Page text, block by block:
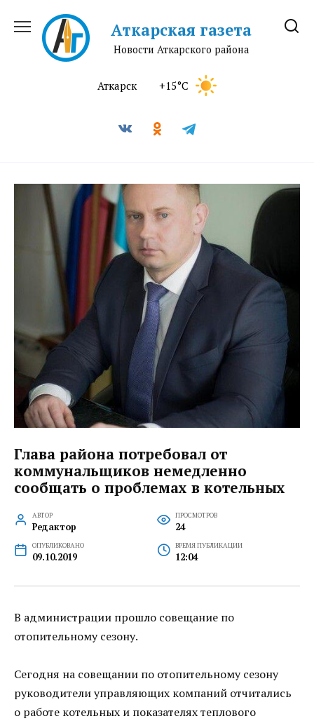
содержанию
Аткарская газета
Новости Аткарского района
Аткарск +15°C
Глава района потребовал от
коммунальщиков немедленно
сообщать о проблемах в котельных
АВТОР
Редактор
ПРОСМОТРОВ
24
ОПУБЛИКОВАНО
09.10.2019
ВРЕМЯ ПУБЛИКАЦИИ
12:04
В администрации прошло совещание по
отопительному сезону.
Сегодня на совещании по отопительному сезону
руководители управляющих компаний отчитались
о работе котельных и показателях теплового